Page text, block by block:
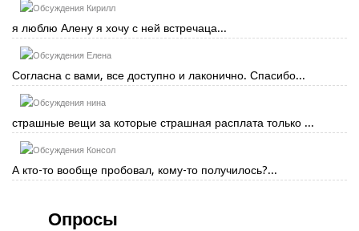
Кирилл
я люблю Алену я хочу с ней встречаца...
Елена
Согласна с вами, все доступно и лаконично. Спасибо...
нина
страшные вещи за которые страшная расплата только ...
Консол
А кто-то вообще пробовал, кому-то получилось?...
Опросы